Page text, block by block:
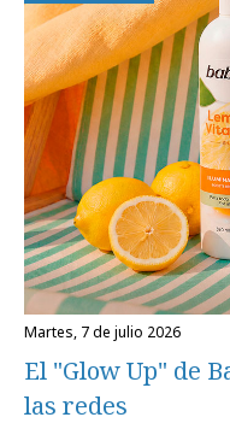
martes, 7 de julio 2026
El "Glow Up" de
las redes